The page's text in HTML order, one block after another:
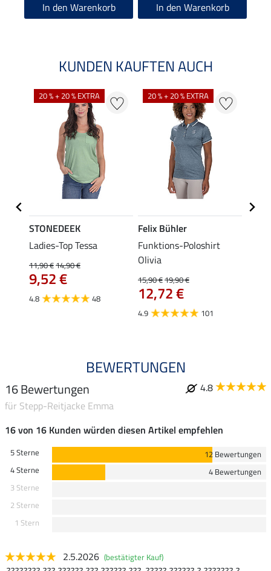
In den Warenkorb In den Warenkorb
KUNDEN KAUFTEN AUCH
20 % + 20 % EXTRA
STONEDEEK
Ladies-Top Tessa
11,90 €14,90 €
9,52 €
4.8 48
20 % + 20 % EXTRA
Felix Bühler
Funktions-Poloshirt
Olivia
15,90 €19,90 €
12,72 €
4.9 101
BEWERTUNGEN
16 Bewertungen
4.8
für Stepp-Reitjacke Emma
16 von 16 Kunden würden diesen Artikel empfehlen
5 Sterne
12 Bewertungen
4 Sterne
4 Bewertungen
3 Sterne
2 Sterne
1 Stern
2.5.2026 (bestätigter Kauf)